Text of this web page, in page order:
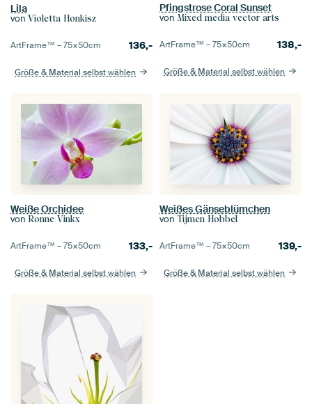
Lila
von Violetta Honkisz
ArtFrame™ –75×50cm 136,-
Größe & Material selbst wählen
Pfingstrose Coral Sunset
von Mixed media vector arts
ArtFrame™ –75×50cm 138,-
Größe & Material selbst wählen
Weiße Orchidee
von Ronne Vinkx
ArtFrame™ –75×50cm 133,-
Größe & Material selbst wählen
Weißes Gänseblümchen
von Tijmen Hobbel
ArtFrame™ –75×50cm 139,-
Größe & Material selbst wählen